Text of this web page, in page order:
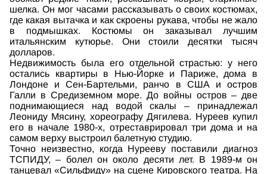
шелка. Он мог часами рассказывать о своих костюмах,
где какая вытачка и как скроены рукава, чтобы не жало
в подмышках. Костюмы он заказывал лучшим
итальянским кутюрье. Они стоили десятки тысяч
долларов.
Недвижимость была его отдельной страстью: у него
остались квартиры в Нью-Йорке и Париже, дома в
Лондоне и Сен-Бартельми, ранчо в США и остров
Галли в Средиземном море. До войны остров – две
поднимающиеся над водой скалы – принадлежал
Леониду Мясину, хореографу Дягилева. Нуреев купил
его в начале 1980-х, отреставрировал три дома и на
самом верху выстроил балетную студию.
Точно неизвестно, когда Нурееву поставили диагноз
ТСПИДУ, – болел он около десяти лет. В 1989-м он
танцевал «Сильфиду» на сцене Кировского театра. На